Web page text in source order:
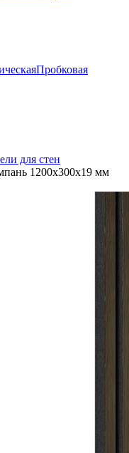
Пробковая
для стен
1200x300x19 мм